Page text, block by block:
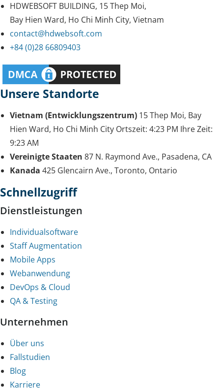
HDWEBSOFT BUILDING, 15 Thep Moi,
Bay Hien Ward, Ho Chi Minh City, Vietnam
contact@hdwebsoft.com
+84 (0)28 66809403
Unsere Standorte
Vietnam (Entwicklungszentrum) 15 Thep Moi, Bay
Hien Ward, Ho Chi Minh City Ortszeit: 4:23 PM Ihre Zeit:
9:23 AM
Vereinigte Staaten 87 N. Raymond Ave., Pasadena, CA
Kanada 425 Glencairn Ave., Toronto, Ontario
Schnellzugriff
Dienstleistungen
Individualsoftware
Staff Augmentation
Mobile Apps
Webanwendung
DevOps & Cloud
QA & Testing
Unternehmen
Über uns
Fallstudien
Blog
Karriere